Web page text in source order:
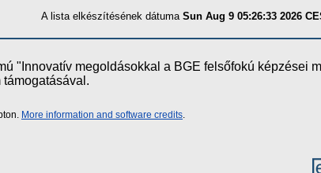
A lista elkészítésének dátuma Sun Aug 9 05:26:33 2026
"Innovatív megoldásokkal a BGE felsőfokú képzései
More information and software credits